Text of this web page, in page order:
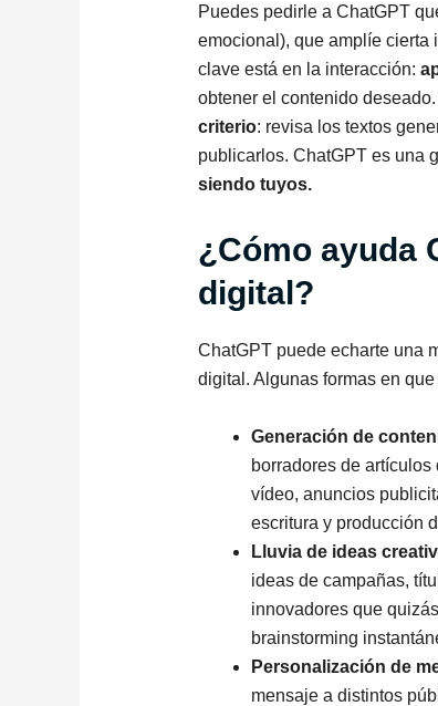
Puedes pedirle a ChatGPT
emocional), que amplíe cierta
clave está en la interacción:
obtener el contenido
criterio: revisa los textos
publicarlos. ChatGPT es una
siendo tuyos.
¿Cómo ayuda
digital?
ChatGPT puede echarte una
digital. Algunas formas en
Generación de
borradores de
vídeo, anuncios
escritura y producción
Lluvia de ideas
ideas de campañas,
innovadores que
brainstorming
Personalización de
mensaje a distintos